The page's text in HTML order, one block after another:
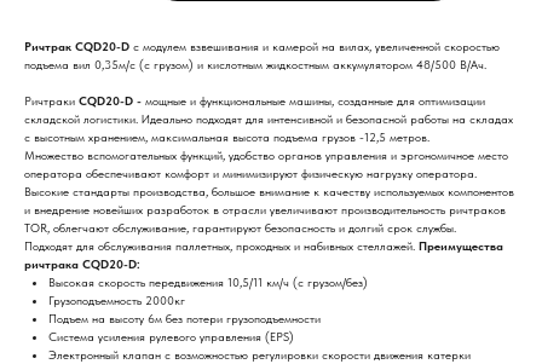
Ричтрак CQD20-D с модулем взвешивания и камерой на вилах, увеличенной скоростью
подъема вил 0,35м/с (с грузом) и кислотным жидкостным аккумулятором 48/500 В/Ач.
Ричтраки CQD20-D - мощные и функциональные машины, созданные для оптимизации
складской логистики. Идеально подходят для интенсивной и безопасной работы на складах
с высотным хранением, максимальная высота подъема грузов -12,5 метров.
Множество вспомогательных функций, удобство органов управления и эргономичное место
оператора обеспечивают комфорт и минимизируют физическую нагрузку оператора.
Высокие стандарты производства, большое внимание к качеству используемых компонентов
и внедрение новейших разработок в отрасли увеличивают производительность ричтраков
ТОR, облегчают обслуживание, гарантируют безопасность и долгий срок службы.
Подходят для обслуживания паллетных, проходных и набивных стеллажей. Преимущества
ричтрака CQD20-D:
Высокая скорость передвижения 10,5/11 км/ч (с грузом/без)
Грузоподъемность 2000кг
Подъем на высоту 6м без потери грузоподъемности
Система усиления рулевого управления (EPS)
Электронный клапан с возможностью регулировки скорости движения катерки